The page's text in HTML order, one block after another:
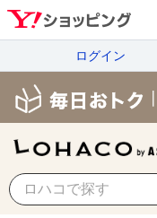
ログイン